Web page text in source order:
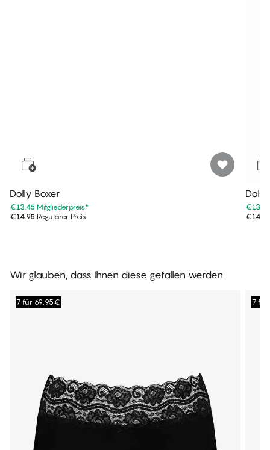
Dolly Boxer
€13.45 Mitgliederpreis*
€14.95 Regulärer Preis
Dolly
€13.45
€14.95
Wir glauben, dass Ihnen diese gefallen werden
7 für 69,95€ 7